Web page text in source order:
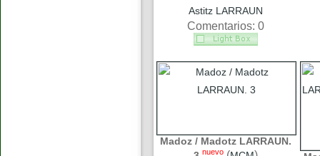
Astitz LARRAUN
Comentarios: 0
Madoz / Madotz LARRAUN.
nuevo